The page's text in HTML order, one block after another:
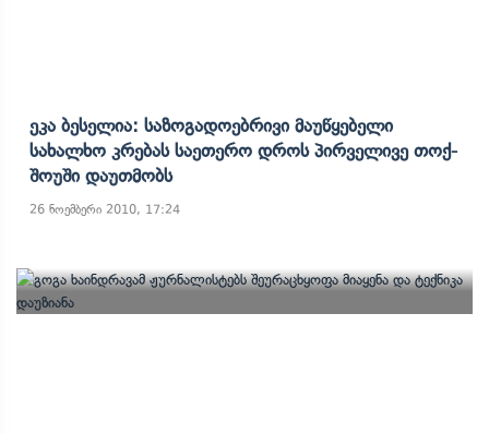
Ეკა Ბესელია: Საზოგადოებრივი Მაუწყებელი
Სახალხო Კრებას Საეთერო Დროს Პირველივე Თოქ-
Შოუში Დაუთმობს
26 ნოემბერი 2010, 17:24